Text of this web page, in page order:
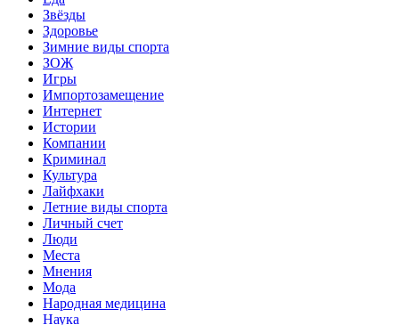
Звёзды
Здоровье
Зимние виды спорта
ЗОЖ
Игры
Импортозамещение
Интернет
Истории
Компании
Криминал
Культура
Лайфхаки
Летние виды спорта
Личный счет
Люди
Места
Мнения
Мода
Народная медицина
Наука